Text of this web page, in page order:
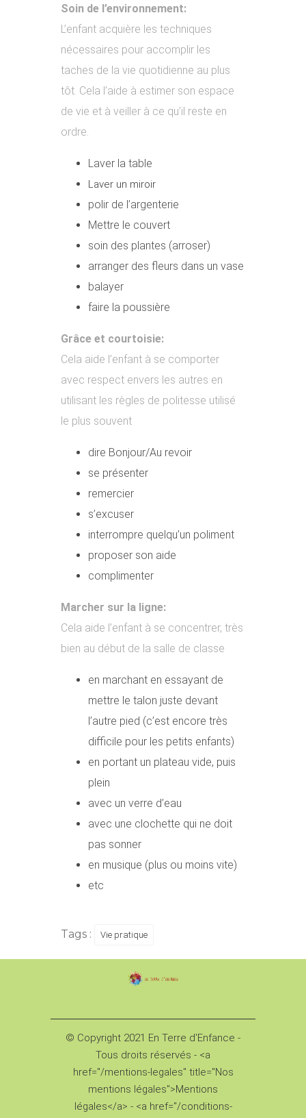
Soin de l’environnement:
L’enfant acquière les techniques
nécessaires pour accomplir les
taches de la vie quotidienne au plus
tôt. Cela l’aide à estimer son espace
de vie et à veiller à ce qu’il reste en
ordre.
Laver la table
Laver un miroir
polir de l’argenterie
Mettre le couvert
soin des plantes (arroser)
arranger des fleurs dans un vase
balayer
faire la poussière
Grâce et courtoisie:
Cela aide l’enfant à se comporter
avec respect envers les autres en
utilisant les règles de politesse utilisé
le plus souvent
dire Bonjour/Au revoir
se présenter
remercier
s’excuser
interrompre quelqu’un poliment
proposer son aide
complimenter
Marcher sur la ligne:
Cela aide l’enfant à se concentrer, très
bien au début de la salle de classe
en marchant en essayant de
mettre le talon juste devant
l’autre pied (c’est encore très
difficile pour les petits enfants)
en portant un plateau vide, puis
plein
avec un verre d’eau
avec une clochette qui ne doit
pas sonner
en musique (plus ou moins vite)
etc
Tags : Vie pratique
© Copyright 2021 En Terre d'Enfance -
Tous droits réservés - <a
href="/mentions-legales" title="Nos
mentions légales">Mentions
légales</a> - <a href="/conditions-